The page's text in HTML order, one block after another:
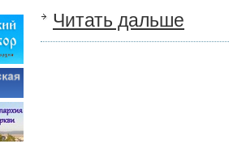
Читать дальше